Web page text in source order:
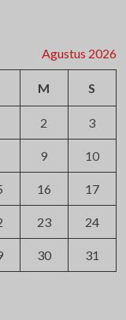
Agustus 2026
M S
2 3
9 10
16 17
23 24
30 31